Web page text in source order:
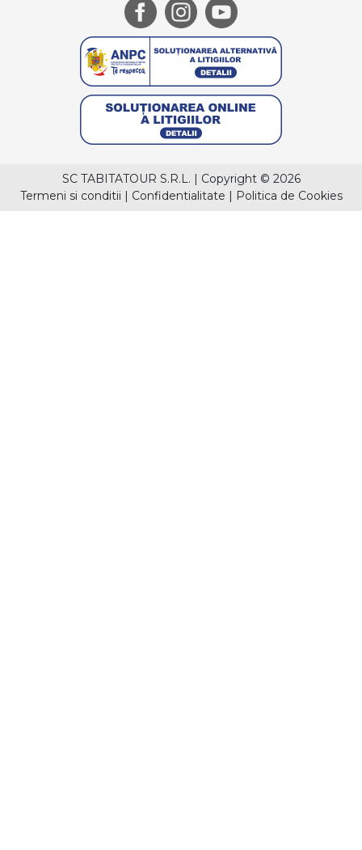
SC TABITATOUR S.R.L. | Copyright © 2026
Termeni si conditii | Confidentialitate | Politica de Cookies